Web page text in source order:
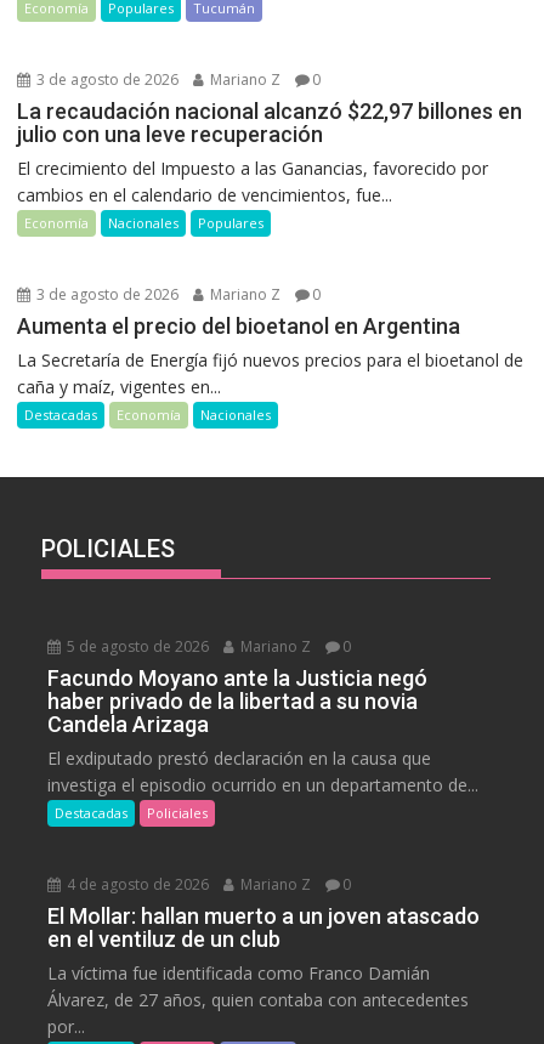
Economía Populares Tucumán
3 de agosto de 2026 Mariano Z 0
La recaudación nacional alcanzó $22,97 billones en
julio con una leve recuperación
El crecimiento del Impuesto a las Ganancias, favorecido por
cambios en el calendario de vencimientos, fue...
Economía Nacionales Populares
3 de agosto de 2026 Mariano Z 0
Aumenta el precio del bioetanol en Argentina
La Secretaría de Energía fijó nuevos precios para el bioetanol de
caña y maíz, vigentes en...
Destacadas Economía Nacionales
POLICIALES
5 de agosto de 2026 Mariano Z 0
Facundo Moyano ante la Justicia negó
haber privado de la libertad a su novia
Candela Arizaga
El exdiputado prestó declaración en la causa que
investiga el episodio ocurrido en un departamento de...
Destacadas Policiales
4 de agosto de 2026 Mariano Z 0
El Mollar: hallan muerto a un joven atascado
en el ventiluz de un club
La víctima fue identificada como Franco Damián
Álvarez, de 27 años, quien contaba con antecedentes
por...